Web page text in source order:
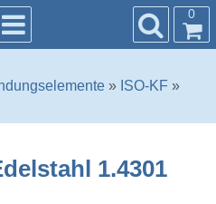
0
» ISO-KF »
1.4301